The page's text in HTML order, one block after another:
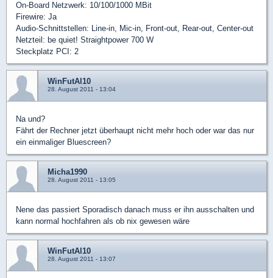
On-Board Netzwerk: 10/100/1000 MBit
Firewire: Ja
Audio-Schnittstellen: Line-in, Mic-in, Front-out, Rear-out, Center-out
Netzteil: be quiet! Straightpower 700 W
Steckplatz PCI: 2
WinFutAl10
28. August 2011 - 13:04
Na und?
Fährt der Rechner jetzt überhaupt nicht mehr hoch oder war das nur
ein einmaliger Bluescreen?
Micha1990
28. August 2011 - 13:05
Nene das passiert Sporadisch danach muss er ihn ausschalten und
kann normal hochfahren als ob nix gewesen wäre
WinFutAl10
28. August 2011 - 13:07